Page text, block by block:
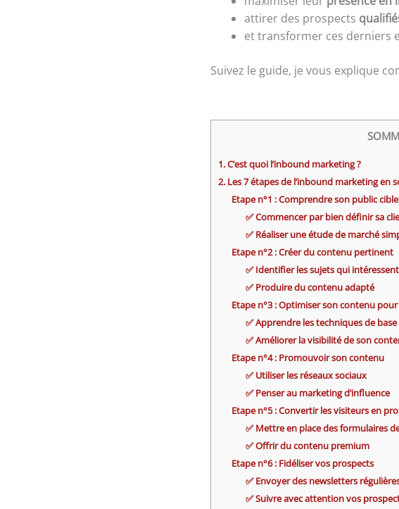
attirer des prospects
et transformer ces derniers
Suivez le guide, je vous explique
1. C’est quoi l’inbound marketing ?
2. Les 7 étapes de l’inbound marketing en
Etape n°1 : Comprendre son public cible
✅ Commencer par bien définir sa
✅ Réaliser une étude de marché
Etape n°2 : Créer du contenu pertinent
✅ Identifier les sujets qui
✅ Produire du contenu adapté
Etape n°3 : Optimiser son contenu
✅ Apprendre les techniques de base
✅ Améliorer la visibilité de son
Etape n°4 : Promouvoir son contenu
✅ Utiliser les réseaux sociaux
✅ Penser au marketing d’influence
Etape n°5 : Convertir les visiteurs en
✅ Mettre en place des formulaires
✅ Offrir du contenu premium
Etape n°6 : Fidéliser vos prospects
✅ Envoyer des newsletters
✅ Suivre avec attention vos